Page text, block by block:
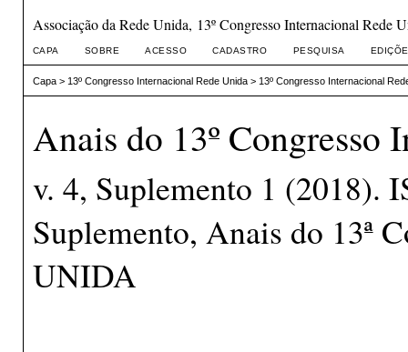
Associação da Rede Unida, 13º Congresso Internacional Rede
CAPA SOBRE ACESSO CADASTRO PESQUISA
Capa> 13º Congresso Internacional Rede Unida> 13º Congresso Internacional
Anais do 13º Congresso
v. 4, Suplemento 1 (2018).
Suplemento, Anais do 13ª
UNIDA